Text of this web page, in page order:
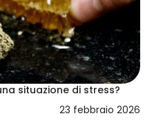
situazione di stress?
23 febbraio 2026